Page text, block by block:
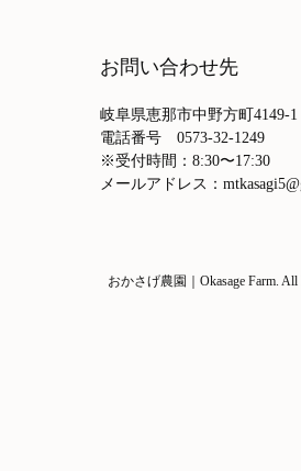
お問い合わせ先
岐阜県恵那市中野方町4149-1
電話番号 0573-32-1249
※受付時間：8:30〜17:30
メールアドレス：
おかさげ農園｜Okasage Farm. All